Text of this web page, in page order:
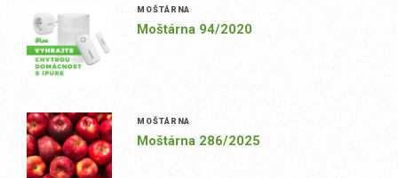
MOŠTÁRNA
Moštárna 94/2020
MOŠTÁRNA
Moštárna 286/2025